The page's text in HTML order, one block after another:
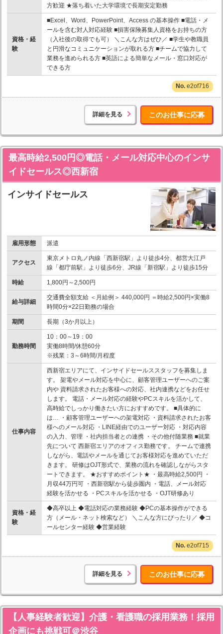
方歓迎 ★落ち着いた大学環境で長期安定勤務
資格・経
験
■Excel、Word、PowerPoint、Access の基本操作 ■電話・メ
ールを含む対人対応経験 ■損害保険募集人資格をお持ちの方
（入社後の取得でも可） ＼こんな方はぜひ／ ■学生や教職員
と円滑なコミュニケーションが取れる方 ■チームで協力して
業務を進められる方 ■英語による簡単なメール・窓口対応が
できる方
e2of716
詳細を見る このお仕事に応募
最高時給2,500円◎電話・メール対応中心のインサ
イドセールス◎西新宿
インサイドセールス
雇用形態 派遣
アクセス
東京メトロ丸ノ内線「西新宿駅」より徒歩4分、都営大江戸
線「都庁前駅」より徒歩6分、JR線「新宿駅」より徒歩15分
時給 1,800円～2,500円
給与詳細
交通費全額支給 ＜月給例＞ 440,000円 ＝時給2,500円×実働8
時間0分×22日勤務の場合
期間 長期（3か月以上）
勤務時間
10：00～19：00
実働8時間/休憩60分
※残業：3～6時間/月程度
仕事内容
西新宿エリアにて、インサイドセールススタッフを募集しま
す。 架電やメール対応を中心に、顧客管理ユーザーへのご案
内や 資料請求されたお客様への対応、社内連携などをお任せ
します。 電話・メール対応の経験やPCスキルを活かして、
高時給でしっかり働きたい方におすすめです。 ■具体的に
は… ・顧客管理ユーザーへの架電対応 ・資料請求されたお客
様へのメール対応 ・LINE経由でのユーザー対応 ・対応内容
の入力、管理 ・社内担当者との連携 ・その他付随業務 ■就業
先について 西新宿エリアのオフィス勤務です。 チームで連携
しながら、電話やメールを通じてお客様対応を進めていただ
きます。 研修はOJT形式で、業務の流れを確認しながらスタ
ートできます。 ★おすすめポイント★ ・最高時給2,500円 ・
月収44万円可 ・西新宿駅から徒歩圏内 ・電話、メール対応
経験を活かせる ・PCスキルを活かせる ・OJT研修あり
資格・経
験
◆高卒以上 ◆電話対応の業務経験 ◆PCの基本操作ができる
方（メール・ネット検索など） ＼こんな方にぴったり／ ◆コ
ールセンター経験 ◆営業経験
e2of715
詳細を見る このお仕事に応募
【人事経験者歓迎】介護・看護職の採用業務！採用
企画にも挑戦可＠渋谷